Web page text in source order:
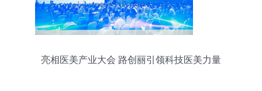
亮相医美产业大会 路创丽引领科技医美力量